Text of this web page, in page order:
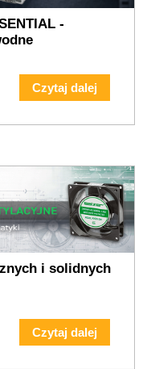
-
Czytaj dalej
i solidnych
Czytaj dalej